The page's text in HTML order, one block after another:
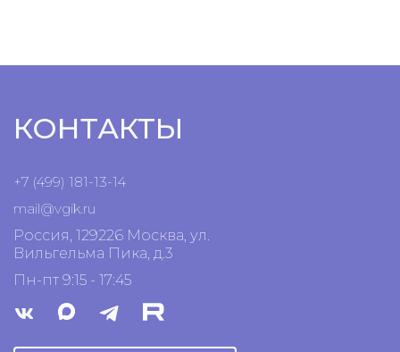
КОНТАКТЫ
+7 (499) 181-13-14
mail@vgik.ru
Россия, 129226 Москва, ул.
Вильгельма Пика, д.3
Пн-пт 9:15 - 17:45